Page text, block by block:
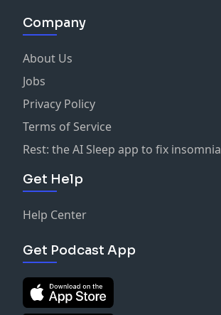
Company
About Us
Jobs
Privacy Policy
Terms of Service
Rest: the AI Sleep app to fix insomnia
Get Help
Help Center
Get Podcast App